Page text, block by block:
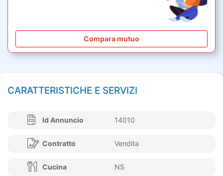
Compara mutuo
CARATTERISTICHE E SERVIZI
Id Annuncio 14010
Contratto Vendita
Cucina NS